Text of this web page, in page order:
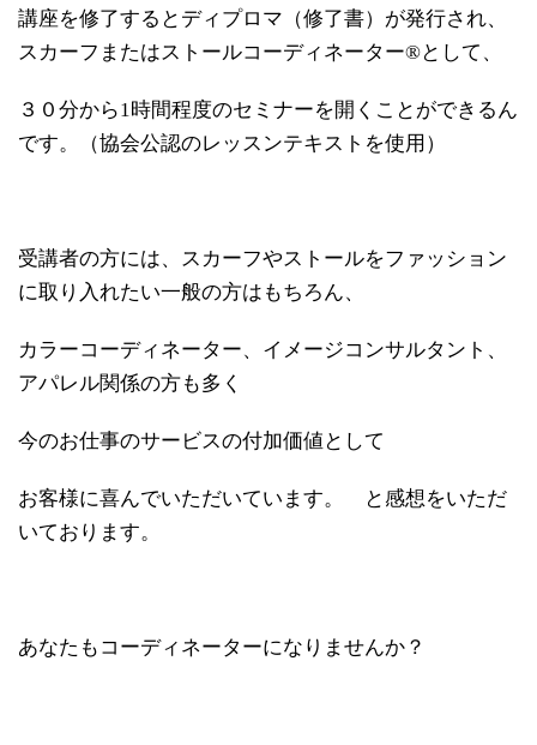
講座を修了するとディプロマ（修了書）が発行され、
スカーフまたはストールコーディネーター®として、
３０分から1時間程度のセミナーを開くことができるん
です。（協会公認のレッスンテキストを使用）
受講者の方には、スカーフやストールをファッション
に取り入れたい一般の方はもちろん、
カラーコーディネーター、イメージコンサルタント、
アパレル関係の方も多く
今のお仕事のサービスの付加価値として
お客様に喜んでいただいています。 と感想をいただ
いております。
あなたもコーディネーターになりませんか？